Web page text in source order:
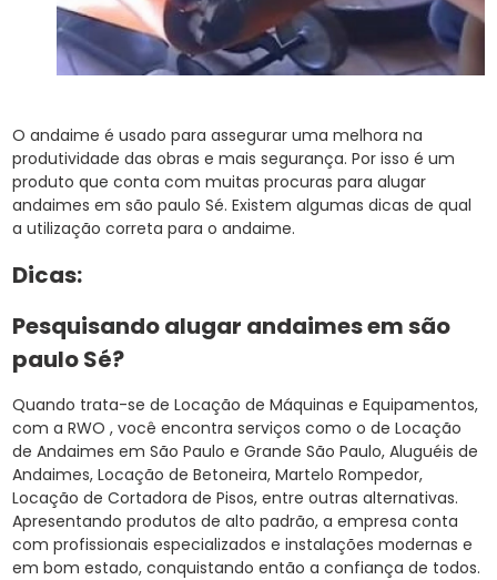
O andaime é usado para assegurar uma melhora na
produtividade das obras e mais segurança. Por isso é um
produto que conta com muitas procuras para alugar
andaimes em são paulo Sé. Existem algumas dicas de qual
a utilização correta para o andaime.
Dicas:
Pesquisando alugar andaimes em são
paulo Sé?
Quando trata-se de Locação de Máquinas e Equipamentos,
com a RWO , você encontra serviços como o de Locação
de Andaimes em São Paulo e Grande São Paulo, Aluguéis de
Andaimes, Locação de Betoneira, Martelo Rompedor,
Locação de Cortadora de Pisos, entre outras alternativas.
Apresentando produtos de alto padrão, a empresa conta
com profissionais especializados e instalações modernas e
em bom estado, conquistando então a confiança de todos.